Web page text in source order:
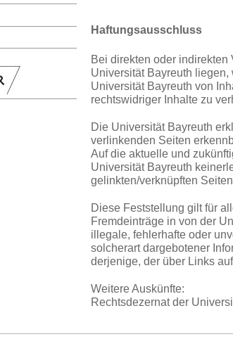
Haftungsausschluss
Bei direkten oder
Universität Bayreuth
Universität Bayreuth von
rechtswidriger Inhalte zu
Die Universität Bayreuth
verlinkenden Seiten
Auf die aktuelle und
Universität Bayreuth
gelinkten/verknüpften
Diese Feststellung gilt für
Fremdeinträge in von der
illegale, fehlerhafte oder
solcherart dargebotener
derjenige, der über Links
Weitere Auskünfte:
Rechtsdezernat der